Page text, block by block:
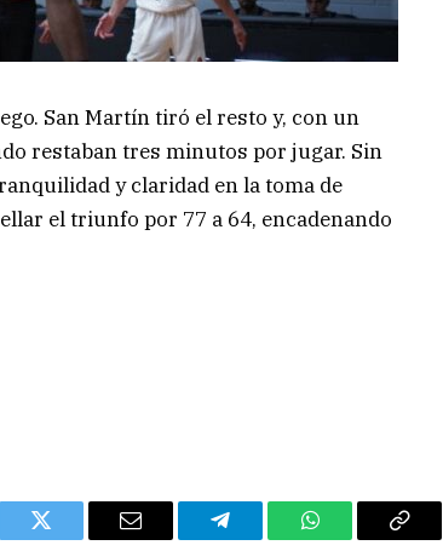
San Martín tiró el resto y, con un
restaban tres minutos por jugar. Sin
y claridad en la toma de
el triunfo por 77 a 64, encadenando
Twitter Email Telegram WhatsAppCopy